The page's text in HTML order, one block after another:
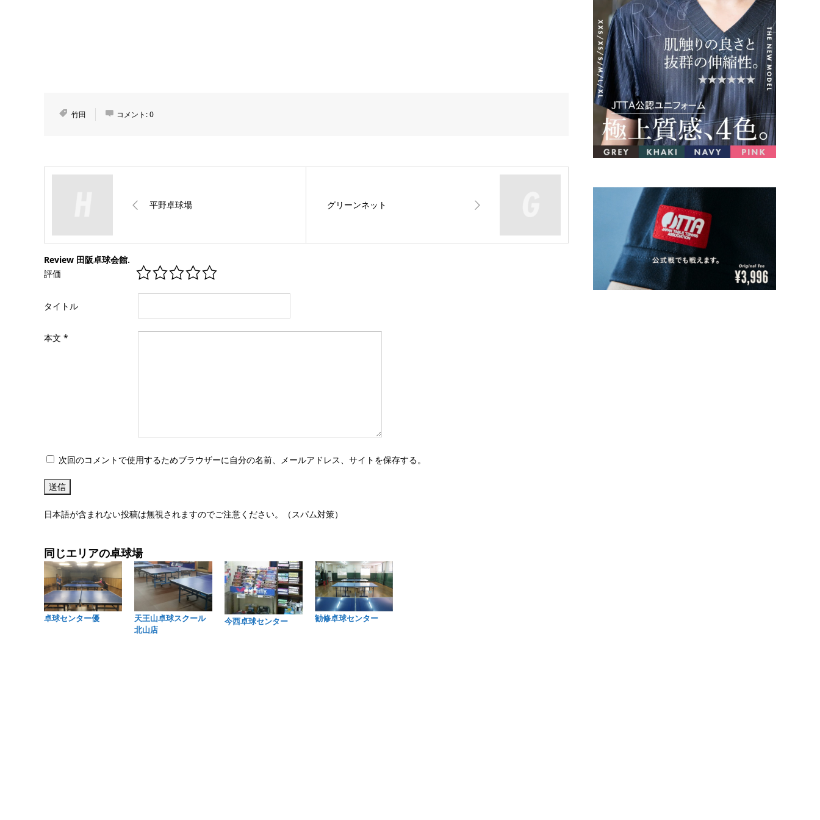
竹田 コメント:0
平野卓球場 グリーンネット
Review 田阪卓球会館.
評価
タイトル
本文 *
次回のコメントで使用するためブラウザーに自分の名前、メールアドレス、サイトを保存する。
日本語が含まれない投稿は無視されますのでご注意ください。（スパム対策）
同じエリアの卓球場
卓球センター優
天王山卓球スクール
北山店
今西卓球センター 勧修卓球センター